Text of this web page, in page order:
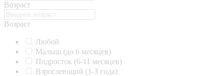
Возраст
Возраст
Любой
Малыш (до 6 месяцев)
Подросток (6-11 месяцев)
Взрослеющий (1-3 года)